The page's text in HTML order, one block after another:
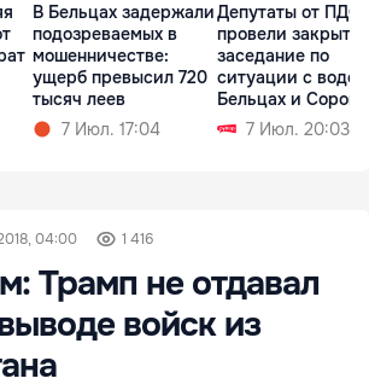
В Бельцах задержали
подозреваемых в
мошенничестве:
ущерб превысил 720
тысяч леев
7 Июл. 17:04
Депутаты от ПДС
провели закрытое
заседание по
ситуации с
Бельцах и
7 Июл. 20:03
04:00 1 416
Трамп не отдавал
войск из